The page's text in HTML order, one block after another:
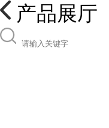
产品展厅